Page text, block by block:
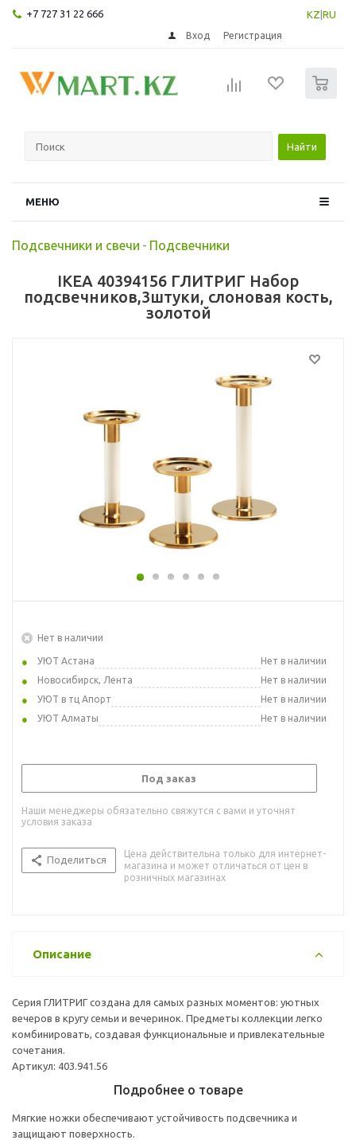
+7 727 31 22 666 KZ RU
Вход Регистрация
Найти
МЕНЮ
Подсвечники и свечи - Подсвечники
IKEA 40394156 ГЛИТРИГ Набор
подсвечников,3штуки, слоновая кость,
золотой
Нет в наличии
УЮТ Астана
Нет в наличии
Новосибирск, Лента
Нет в наличии
УЮТ в тц Апорт
Нет в наличии
УЮТ Алматы
Нет в наличии
Под заказ
Наши менеджеры обязательно свяжутся с вами и уточнят
условия заказа
Поделиться
Цена действительна только для интернет-
магазина и может отличаться от цен в
розничных магазинах
Описание
Серия ГЛИТРИГ создана для самых разных моментов: уютных
вечеров в кругу семьи и вечеринок. Предметы коллекции легко
комбинировать, создавая функциональные и привлекательные
сочетания.
Артикул: 403.941.56
Подробнее о товаре
Мягкие ножки обеспечивают устойчивость подсвечника и
защищают поверхность.